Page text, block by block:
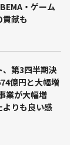
・ゲーム
献も
第3四半期決
億円と大幅増
業が大幅増
りも良い感